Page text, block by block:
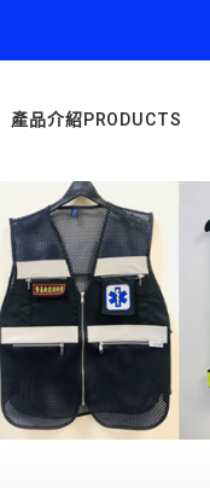
產品介紹PRODUCTS